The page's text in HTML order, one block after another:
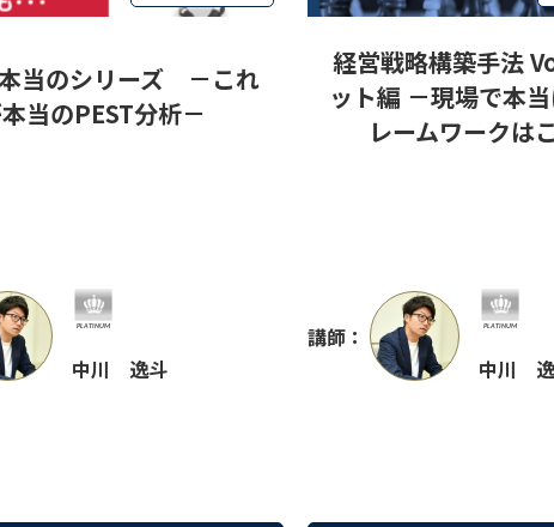
当のシリーズ －これ
当のPEST分析－
中川 逸斗
経営戦略構築手法
ット編 －現場で本
レームワークは
講師：
中川